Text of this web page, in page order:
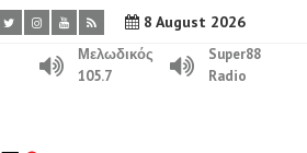
8 August 2026
Μελωδικός
105.7
Super88
Radio